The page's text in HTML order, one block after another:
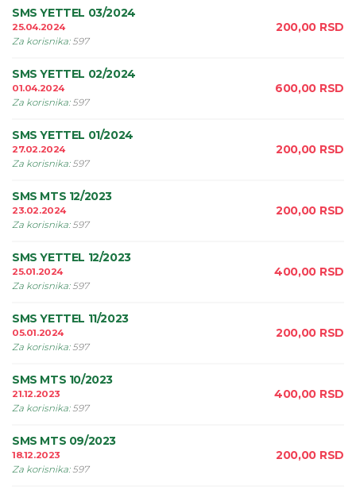
SMS YETTEL 03/2024
25.04.2024
Za korisnika: 597
200,00 RSD
SMS YETTEL 02/2024
01.04.2024
Za korisnika: 597
600,00 RSD
SMS YETTEL 01/2024
27.02.2024
Za korisnika: 597
200,00 RSD
SMS MTS 12/2023
23.02.2024
Za korisnika: 597
200,00 RSD
SMS YETTEL 12/2023
25.01.2024
Za korisnika: 597
400,00 RSD
SMS YETTEL 11/2023
05.01.2024
Za korisnika: 597
200,00 RSD
SMS MTS 10/2023
21.12.2023
Za korisnika: 597
400,00 RSD
SMS MTS 09/2023
18.12.2023
Za korisnika: 597
200,00 RSD